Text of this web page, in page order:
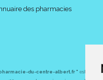
des pharmacies
du-centre-albert.fr " est le site